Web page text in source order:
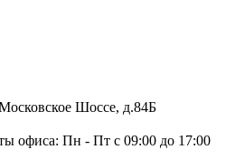
Шоссе, д.84Б
офиса: Пн - Пт с 09:00 до 17:00